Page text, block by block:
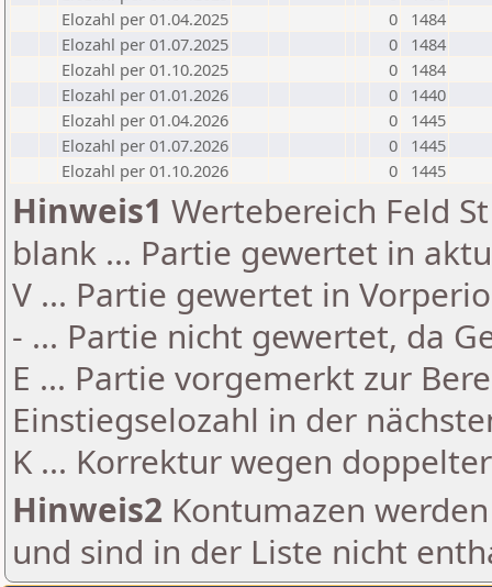
Elozahl per 01.04.2025
0
1484
Elozahl per 01.07.2025
0
1484
Elozahl per 01.10.2025
0
1484
Elozahl per 01.01.2026
0
1440
Elozahl per 01.04.2026
0
1445
Elozahl per 01.07.2026
0
1445
Elozahl per 01.10.2026
0 1445
Hinweis1 Wertebereich Feld
blank ... Partie gewertet in
V ... Partie gewertet in
- ... Partie nicht gewertet, da
E ... Partie vorgemerkt zur
Einstiegselozahl in der
K ... Korrektur wegen
Hinweis2 Kontumazen
und sind in der Liste nicht